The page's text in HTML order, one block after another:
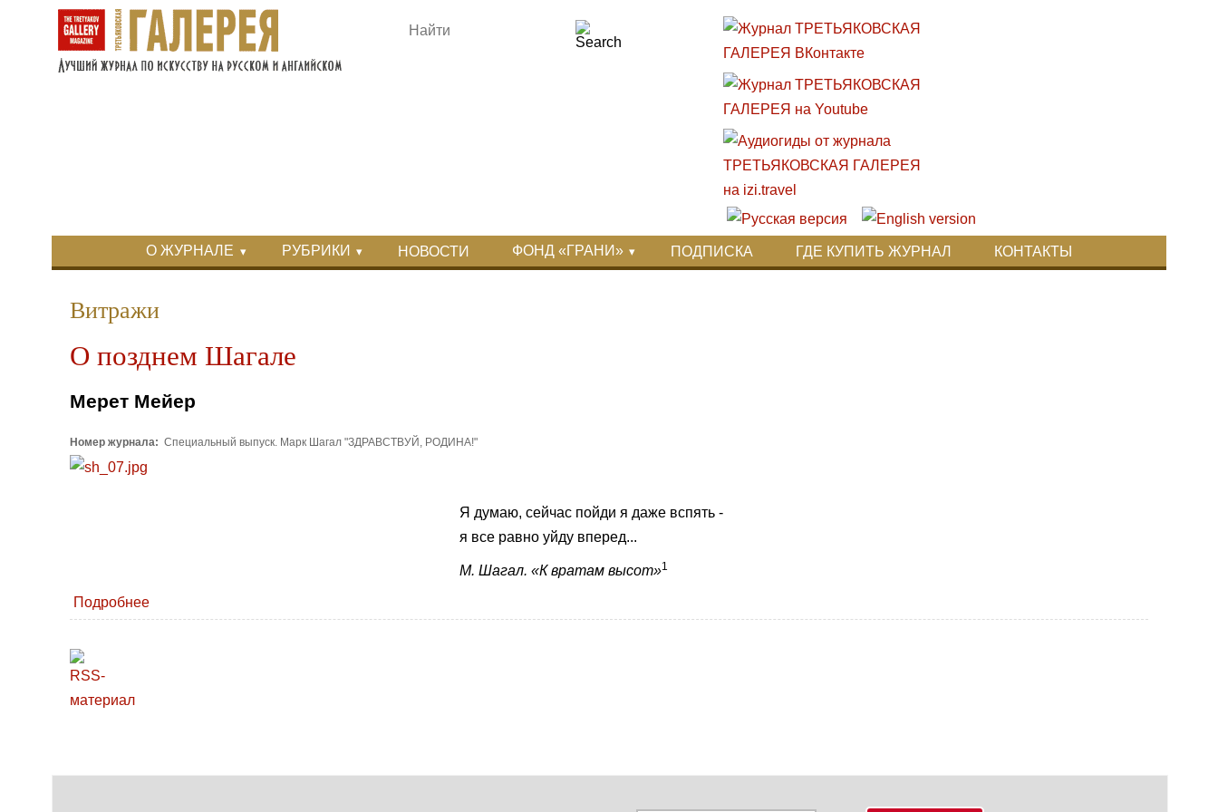
Перейти к основному содержанию
Skip to search
О ЖУРНАЛЕ РУБРИКИ НОВОСТИ ФОНД «ГРАНИ» ПОДПИСКА ГДЕ КУПИТЬ ЖУРНАЛ КОНТАКТЫ
Витражи
О позднем Шагале
Мерет Мейер
Номер журнала: Специальный выпуск. Марк Шагал "ЗДРАВСТВУЙ, РОДИНА!"
Я думаю, сейчас пойди я даже вспять -
я все равно уйду вперед...
М. Шагал. «К вратам высот»1
Подробнее